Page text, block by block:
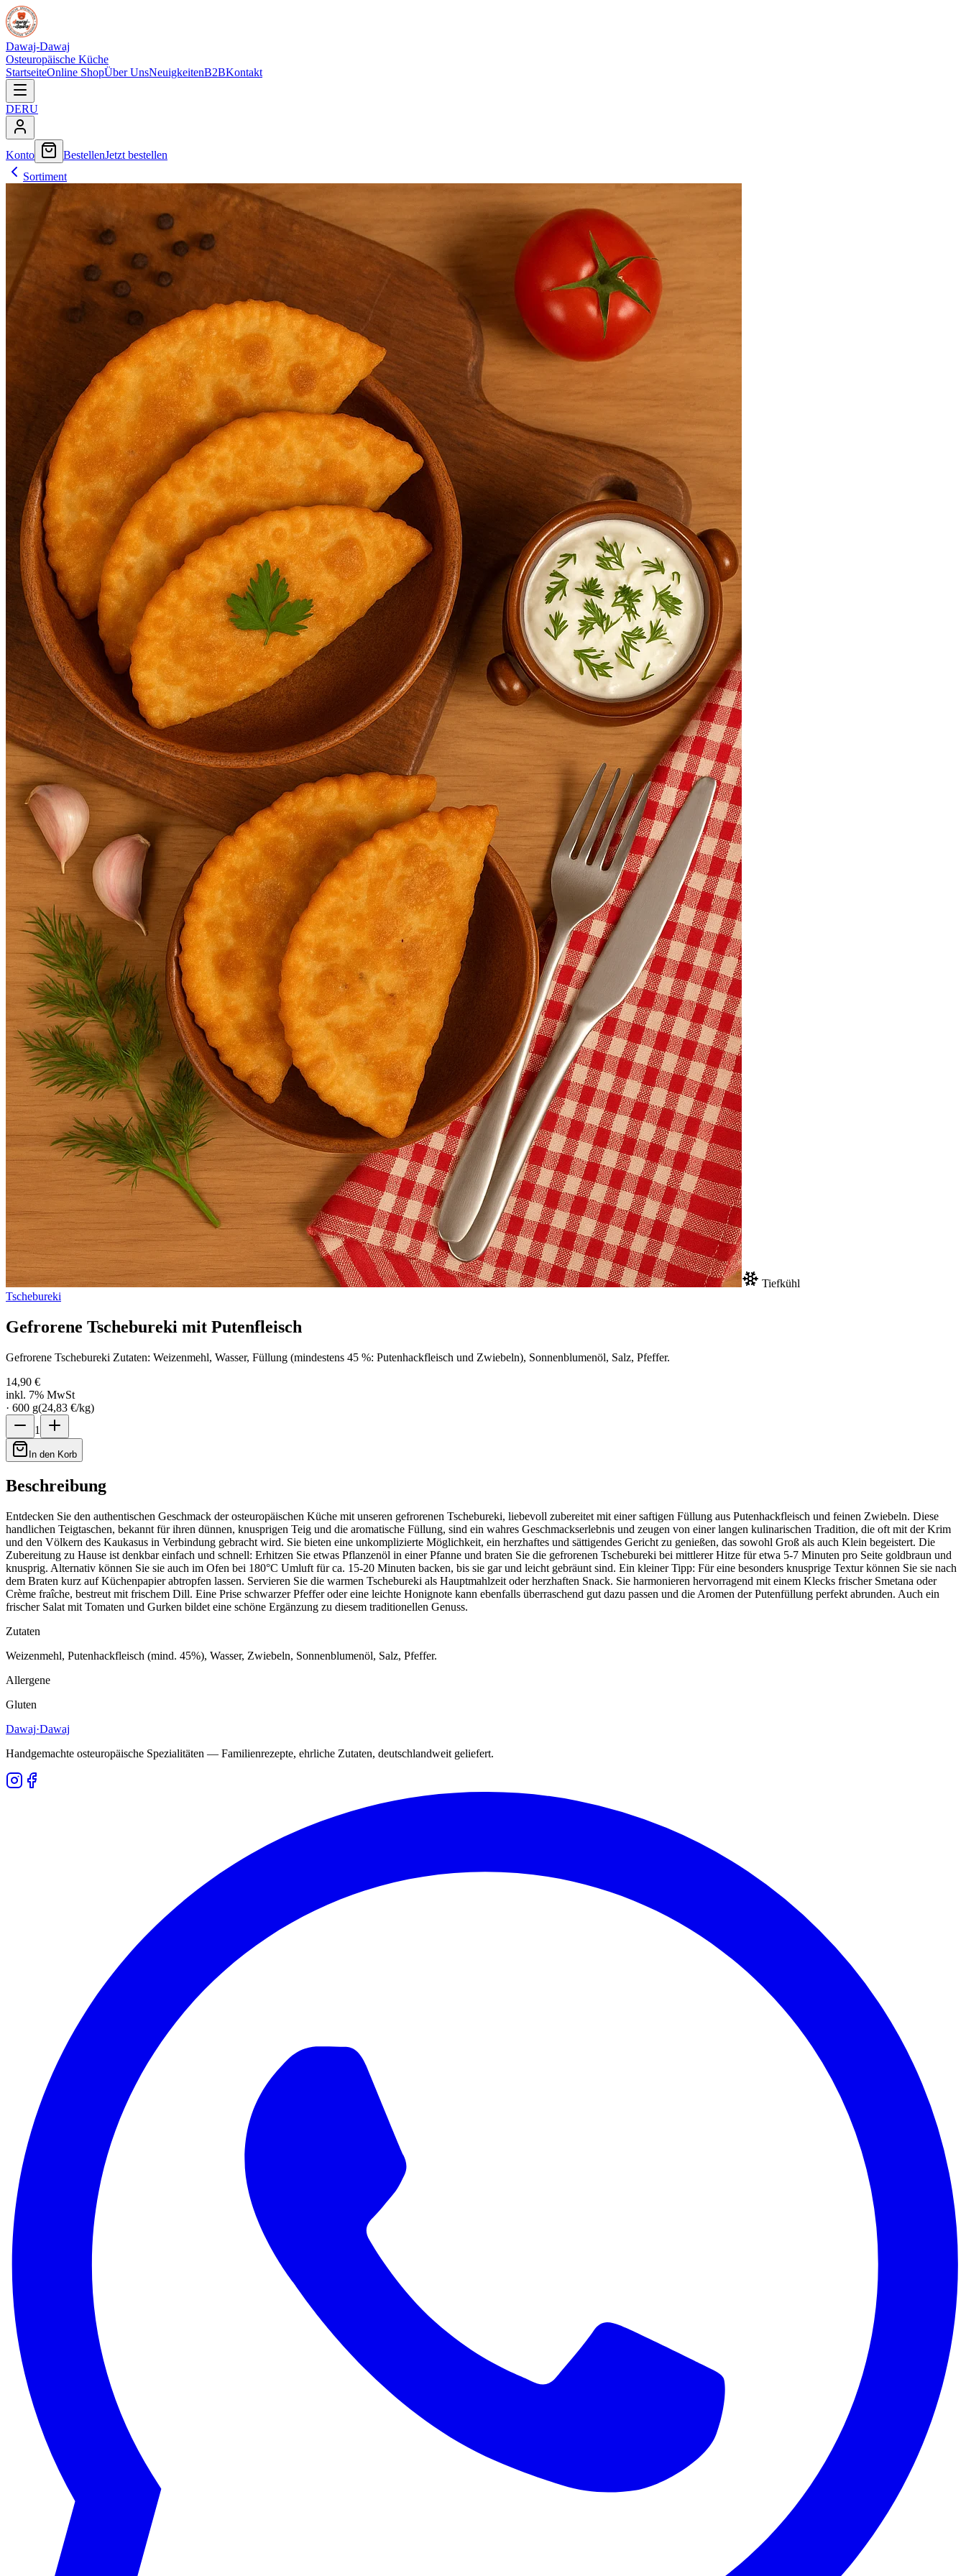
Dawaj-Dawaj
Osteuropäische Küche
StartseiteOnline ShopÜber UnsNeuigkeitenB2BKontakt
DERU
Konto BestellenJetzt bestellen
Sortiment
Tiefkühl
Tschebureki
Gefrorene Tschebureki mit Putenfleisch
Gefrorene Tschebureki Zutaten: Weizenmehl, Wasser, Füllung (mindestens 45 %: Putenhackfleisch und Zwiebeln), Sonnenblumenöl, Salz, Pfeffer.
14,90 €
inkl. 7% MwSt
· 600 g(24,83 €/kg)
1
In den Korb
Beschreibung
Entdecken Sie den authentischen Geschmack der osteuropäischen Küche mit unseren gefrorenen Tschebureki, liebevoll zubereitet mit einer saftigen Füllung aus Putenhackfleisch und feinen Zwiebeln. Diese
handlichen Teigtaschen, bekannt für ihren dünnen, knusprigen Teig und die aromatische Füllung, sind ein wahres Geschmackserlebnis und zeugen von einer langen kulinarischen Tradition, die oft mit der Krim
und den Völkern des Kaukasus in Verbindung gebracht wird. Sie bieten eine unkomplizierte Möglichkeit, ein herzhaftes und sättigendes Gericht zu genießen, das sowohl Groß als auch Klein begeistert. Die
Zubereitung zu Hause ist denkbar einfach und schnell: Erhitzen Sie etwas Pflanzenöl in einer Pfanne und braten Sie die gefrorenen Tschebureki bei mittlerer Hitze für etwa 5-7 Minuten pro Seite goldbraun und
knusprig. Alternativ können Sie sie auch im Ofen bei 180°C Umluft für ca. 15-20 Minuten backen, bis sie gar und leicht gebräunt sind. Ein kleiner Tipp: Für eine besonders knusprige Textur können Sie sie nach
dem Braten kurz auf Küchenpapier abtropfen lassen. Servieren Sie die warmen Tschebureki als Hauptmahlzeit oder herzhaften Snack. Sie harmonieren hervorragend mit einem Klecks frischer Smetana oder
Crème fraîche, bestreut mit frischem Dill. Eine Prise schwarzer Pfeffer oder eine leichte Honignote kann ebenfalls überraschend gut dazu passen und die Aromen der Putenfüllung perfekt abrunden. Auch ein
frischer Salat mit Tomaten und Gurken bildet eine schöne Ergänzung zu diesem traditionellen Genuss.
Zutaten
Weizenmehl, Putenhackfleisch (mind. 45%), Wasser, Zwiebeln, Sonnenblumenöl, Salz, Pfeffer.
Allergene
Gluten
Dawaj·Dawaj
Handgemachte osteuropäische Spezialitäten — Familienrezepte, ehrliche Zutaten, deutschlandweit geliefert.